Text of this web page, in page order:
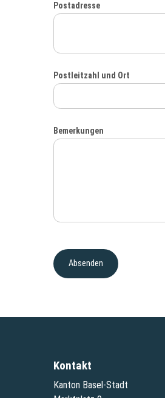
Postadresse
Postleitzahl und Ort
Bemerkungen
Kontakt
Kanton Basel-Stadt